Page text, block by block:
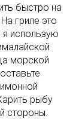
быстро на
гриле это
использую
морской
рыбу
стороны.